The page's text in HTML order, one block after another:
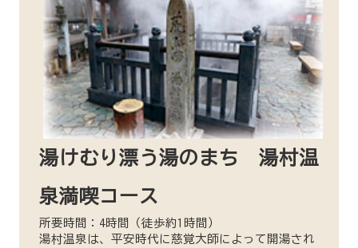
湯けむり漂う湯のまち 湯村温
泉満喫コース
所要時間：4時間（徒歩約1時間）
湯村温泉は、平安時代に慈覚大師によって開湯され